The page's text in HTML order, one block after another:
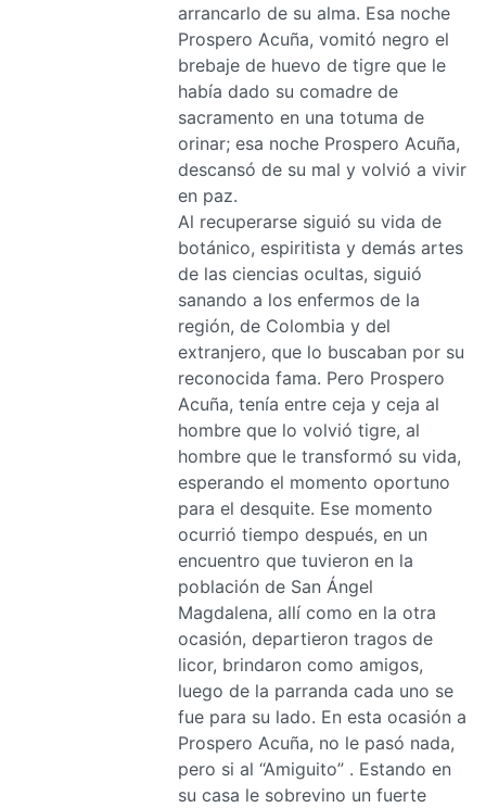
arrancarlo de su alma. Esa noche
Prospero Acuña, vomitó negro el
brebaje de huevo de tigre que le
había dado su comadre de
sacramento en una totuma de
orinar; esa noche Prospero Acuña,
descansó de su mal y volvió a vivir
en paz.
Al recuperarse siguió su vida de
botánico, espiritista y demás artes
de las ciencias ocultas, siguió
sanando a los enfermos de la
región, de Colombia y del
extranjero, que lo buscaban por su
reconocida fama. Pero Prospero
Acuña, tenía entre ceja y ceja al
hombre que lo volvió tigre, al
hombre que le transformó su vida,
esperando el momento oportuno
para el desquite. Ese momento
ocurrió tiempo después, en un
encuentro que tuvieron en la
población de San Ángel
Magdalena, allí como en la otra
ocasión, departieron tragos de
licor, brindaron como amigos,
luego de la parranda cada uno se
fue para su lado. En esta ocasión a
Prospero Acuña, no le pasó nada,
pero si al “Amiguito” . Estando en
su casa le sobrevino un fuerte